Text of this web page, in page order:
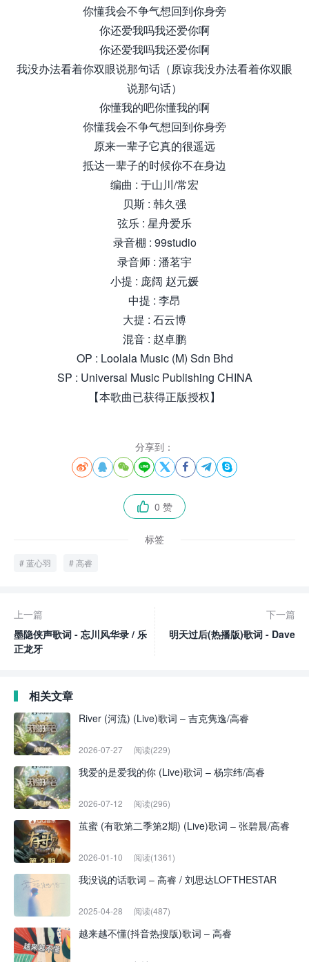
你懂我会不争气想回到你身旁
你还爱我吗我还爱你啊
你还爱我吗我还爱你啊
我没办法看着你双眼说那句话（原谅我没办法看着你双眼
说那句话）
你懂我的吧你懂我的啊
你懂我会不争气想回到你身旁
原来一辈子它真的很遥远
抵达一辈子的时候你不在身边
编曲 : 于山川/常宏
贝斯 : 韩久强
弦乐 : 星舟爱乐
录音棚 : 99studio
录音师 : 潘茗宇
小提 : 庞阔 赵元媛
中提 : 李昂
大提 : 石云博
混音 : 赵卓鹏
OP : Loolala Music (M) Sdn Bhd
SP : Universal Music Publishing CHINA
【本歌曲已获得正版授权】
分享到：
       
 0 赞
标签
蓝心羽 高睿
上一篇
墨隐侠声歌词 - 忘川风华录 / 乐
正龙牙
下一篇
明天过后(热播版)歌词 - Dave
相关文章
River (河流) (Live)歌词 – 吉克隽逸/高睿
2026-07-27 阅读(229)
我爱的是爱我的你 (Live)歌词 – 杨宗纬/高睿
2026-07-12 阅读(296)
茧蜜 (有歌第二季第2期) (Live)歌词 – 张碧晨/高睿
2026-01-10 阅读(1361)
我没说的话歌词 – 高睿 / 刘思达LOFTHESTAR
2025-04-28 阅读(487)
越来越不懂(抖音热搜版)歌词 – 高睿